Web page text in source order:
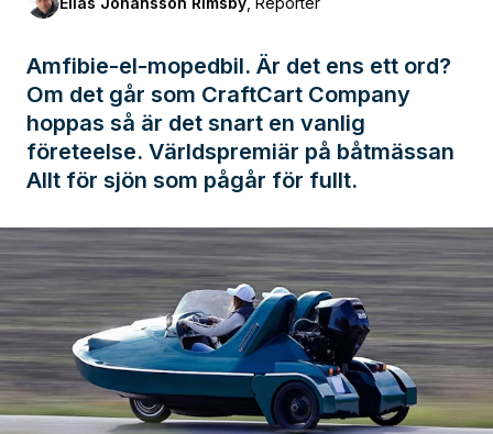
Amfibie-el-mopedbil. Är det ens ett ord?
Om det går som CraftCart Company
hoppas så är det snart en vanlig
företeelse. Världspremiär på båtmässan
Allt för sjön som pågår för fullt.